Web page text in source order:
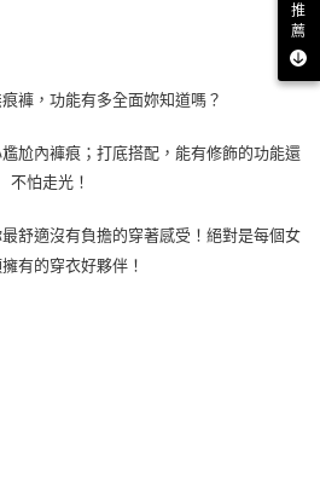
褲，功能有多全面妳知道嗎？
尬內褲痕；打底搭配，能有修飾的功能還
不怕走光！
舒適沒有負擔的穿著感受！絕對是每個女
有的穿衣好夥伴！
推
薦